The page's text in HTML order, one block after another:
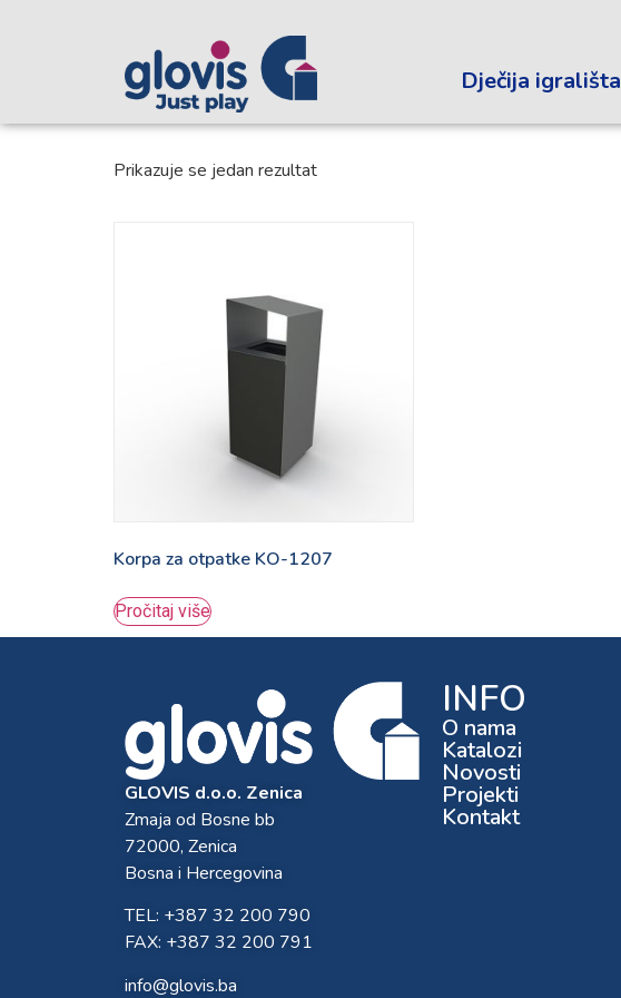
Dječija igrališta
Prikazuje se jedan rezultat
Korpa za otpatke KO-1207
Pročitaj više
GLOVIS d.o.o. Zenica
Zmaja od Bosne bb
72000, Zenica
Bosna i Hercegovina
TEL: +387 32 200 790
FAX: +387 32 200 791
info@glovis.ba
INFO
O nama
Katalozi
Novosti
Projekti
Kontakt